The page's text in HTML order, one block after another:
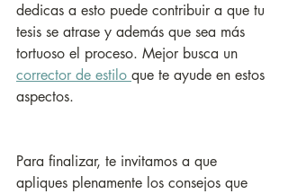
dedicas a esto puede contribuir a que tu
tesis se atrase y además que sea más
tortuoso el proceso. Mejor busca un
corrector de estilo que te ayude en estos
aspectos.
Para finalizar, te invitamos a que
apliques plenamente los consejos que